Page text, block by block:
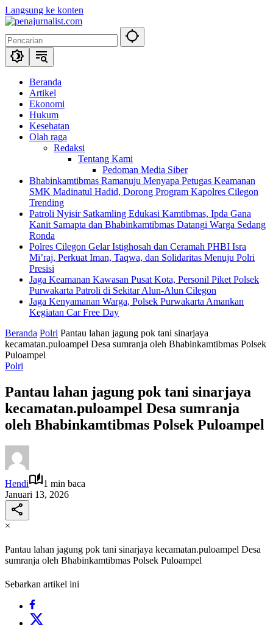
Langsung ke konten
Beranda
Artikel
Ekonomi
Hukum
Kesehatan
Olah raga
Redaksi
Tentang Kami
Pedoman Media Siber
Bhabinkamtibmas Ramanuju Menyapa Petugas Keamanan
SMK Madinatul Hadid, Dorong Program Kapolres Cilegon
Trending
Patroli Nyisir Satkamling Edukasi Kamtibmas, Ipda Gana
Kanit Samapta dan Bhabinkamtibmas Datangi Warga Sedang
Ronda
Polres Cilegon Gelar Istighosah dan Ceramah PHBI Isra
Mi’raj, Perkuat Iman, Taqwa, dan Solidaritas Menuju Polri
Presisi
Jaga Keamanan Kawasan Pusat Kota, Personil Piket Polsek
Purwakarta Patroli di Sekitar Alun-Alun Cilegon
Jaga Kenyamanan Warga, Polsek Purwakarta Amankan
Kegiatan Car Free Day
Beranda Polri Pantau lahan jagung pok tani sinarjaya
kecamatan.puloampel Desa sumranja oleh Bhabinkamtibmas Polsek
Puloampel
Polri
Pantau lahan jagung pok tani sinarjaya
kecamatan.puloampel Desa sumranja
oleh Bhabinkamtibmas Polsek Puloampel
Hendi
1 min baca
Januari 13, 2026
×
Pantau lahan jagung pok tani sinarjaya kecamatan.puloampel Desa
sumranja oleh Bhabinkamtibmas Polsek Puloampel
Sebarkan artikel ini